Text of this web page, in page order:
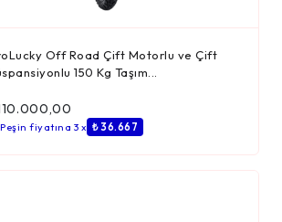
Off Road Çift Motorlu ve Çift
150 Kg Taşım...
Peşin fiyatına 3 x ₺ 36.667